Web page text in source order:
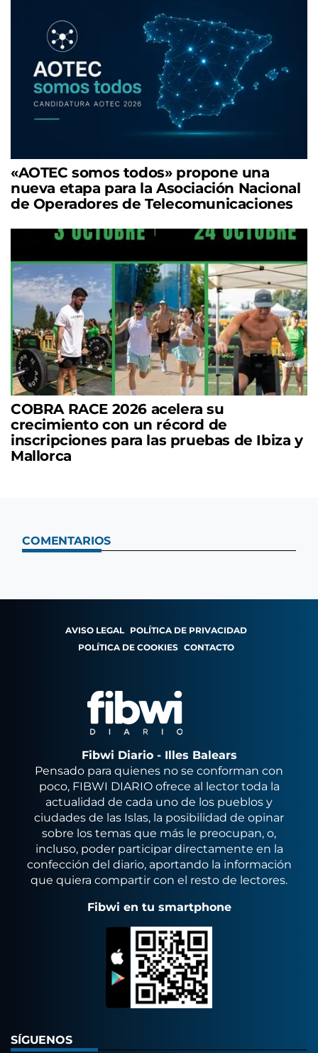
«AOTEC somos todos» propone una
nueva etapa para la Asociación Nacional
de Operadores de Telecomunicaciones
COBRA RACE 2026 acelera su
crecimiento con un récord de
inscripciones para las pruebas de Ibiza y
Mallorca
COMENTARIOS
AVISO LEGAL POLÍTICA DE PRIVACIDAD
POLÍTICA DE COOKIES CONTACTO
Fibwi Diario - Illes Balears
Pensado para quienes no se conforman con
poco, FIBWI DIARIO ofrece al lector toda la
actualidad de cada uno de los pueblos y
ciudades de las Islas, la posibilidad de opinar
sobre los temas que más le preocupan, o,
incluso, poder participar directamente en la
confección del diario, aportando la información
que quiera compartir con el resto de lectores.
Fibwi en tu smartphone
SÍGUENOS